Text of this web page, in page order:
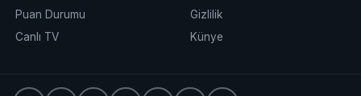
Puan Durumu
Canlı TV
Gizlilik
Künye